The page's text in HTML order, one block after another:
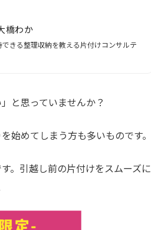
橋わか
きる整理収納を教える片付けコンサルテ
と思っていませんか？
始めてしまう方も多いものです。
。引越し前の片付けをスムーズに